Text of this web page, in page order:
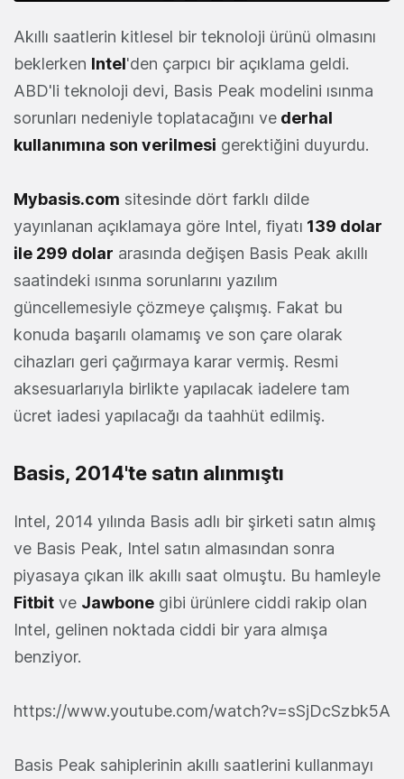
Akıllı saatlerin kitlesel bir teknoloji ürünü olmasını
beklerken Intel'den çarpıcı bir açıklama geldi.
ABD'li teknoloji devi, Basis Peak modelini ısınma
sorunları nedeniyle toplatacağını ve derhal
kullanımına son verilmesi gerektiğini duyurdu.
Mybasis.com sitesinde dört farklı dilde
yayınlanan açıklamaya göre Intel, fiyatı 139 dolar
ile 299 dolar arasında değişen Basis Peak akıllı
saatindeki ısınma sorunlarını yazılım
güncellemesiyle çözmeye çalışmış. Fakat bu
konuda başarılı olamamış ve son çare olarak
cihazları geri çağırmaya karar vermiş. Resmi
aksesuarlarıyla birlikte yapılacak iadelere tam
ücret iadesi yapılacağı da taahhüt edilmiş.
Basis, 2014'te satın alınmıştı
Intel, 2014 yılında Basis adlı bir şirketi satın almış
ve Basis Peak, Intel satın almasından sonra
piyasaya çıkan ilk akıllı saat olmuştu. Bu hamleyle
Fitbit ve Jawbone gibi ürünlere ciddi rakip olan
Intel, gelinen noktada ciddi bir yara almışa
benziyor.
https://www.youtube.com/watch?v=sSjDcSzbk5A
Basis Peak sahiplerinin akıllı saatlerini kullanmayı